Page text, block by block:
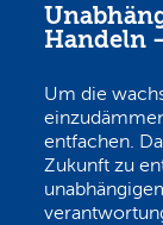
Handeln
Um die
entfachen.
Zukunft zu